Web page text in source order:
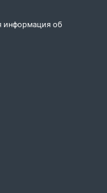
информация об